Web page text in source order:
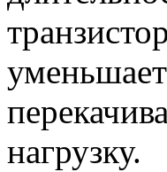
нагрузку.